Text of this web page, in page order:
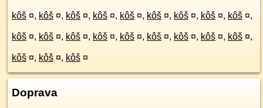
kôš ¤, kôš ¤, kôš ¤, kôš ¤, kôš ¤, kôš ¤, kôš ¤, kôš ¤, kôš ¤,
kôš ¤, kôš ¤, kôš ¤, kôš ¤, kôš ¤, kôš ¤, kôš ¤, kôš ¤, kôš ¤,
kôš ¤, kôš ¤, kôš ¤
Doprava